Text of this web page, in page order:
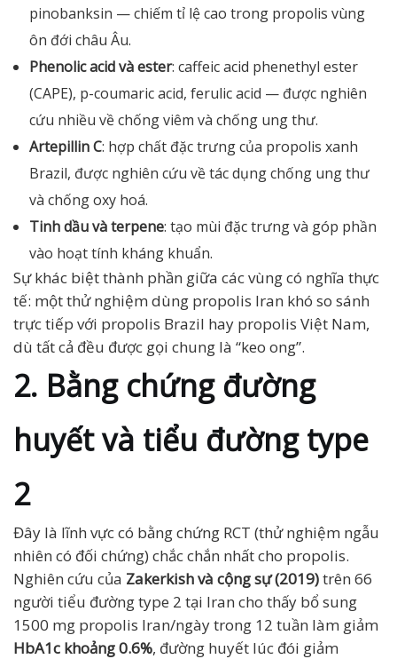
pinobanksin — chiếm tỉ lệ cao trong propolis vùng
ôn đới châu Âu.
Phenolic acid và ester: caffeic acid phenethyl ester
(CAPE), p-coumaric acid, ferulic acid — được nghiên
cứu nhiều về chống viêm và chống ung thư.
Artepillin C: hợp chất đặc trưng của propolis xanh
Brazil, được nghiên cứu về tác dụng chống ung thư
và chống oxy hoá.
Tinh dầu và terpene: tạo mùi đặc trưng và góp phần
vào hoạt tính kháng khuẩn.
Sự khác biệt thành phần giữa các vùng có nghĩa thực
tế: một thử nghiệm dùng propolis Iran khó so sánh
trực tiếp với propolis Brazil hay propolis Việt Nam,
dù tất cả đều được gọi chung là “keo ong”.
2. Bằng chứng đường
huyết và tiểu đường type
2
Đây là lĩnh vực có bằng chứng RCT (thử nghiệm ngẫu
nhiên có đối chứng) chắc chắn nhất cho propolis.
Nghiên cứu của Zakerkish và cộng sự (2019)trên 66
người tiểu đường type 2 tại Iran cho thấy bổ sung
1500 mg propolis Iran/ngày trong 12 tuần làm giảm
HbA1c khoảng 0.6%, đường huyết lúc đói giảm